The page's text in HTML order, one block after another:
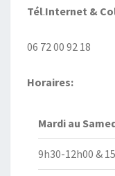
Tél.Internet &
06 72 00 92 18
Horaires:
Mardi au
9h30-12h00 &